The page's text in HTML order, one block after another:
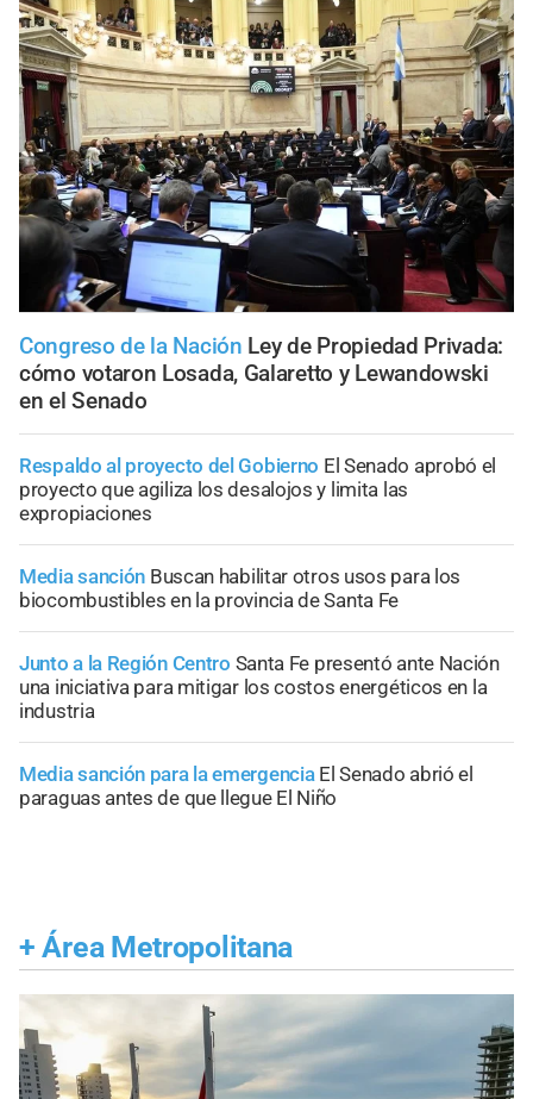
Congreso de la Nación Ley de Propiedad Privada:
cómo votaron Losada, Galaretto y Lewandowski
en el Senado
Respaldo al proyecto del Gobierno El Senado aprobó el
proyecto que agiliza los desalojos y limita las
expropiaciones
Media sanción Buscan habilitar otros usos para los
biocombustibles en la provincia de Santa Fe
Junto a la Región Centro Santa Fe presentó ante Nación
una iniciativa para mitigar los costos energéticos en la
industria
Media sanción para la emergencia El Senado abrió el
paraguas antes de que llegue El Niño
+ Área Metropolitana